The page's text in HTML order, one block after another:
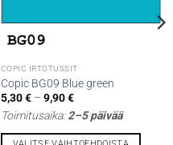
COPIC IRTOTUSSIT
Copic BG09 Blue green
5,30€ – 9,90€Hintaluokka:
-
Toimitusaika:2–5 päivää